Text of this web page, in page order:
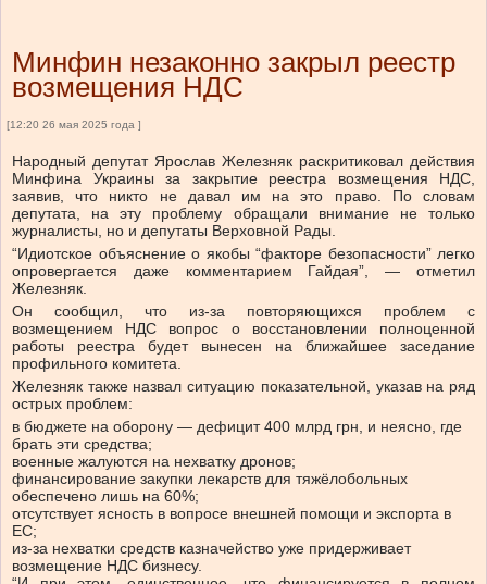
Минфин незаконно закрыл реестр
возмещения НДС
[12:20 26 мая 2025 года ]
Народный депутат Ярослав Железняк раскритиковал действия
Минфина Украины за закрытие реестра возмещения НДС,
заявив, что никто не давал им на это право. По словам
депутата, на эту проблему обращали внимание не только
журналисты, но и депутаты Верховной Рады.
“Идиотское объяснение о якобы “факторе безопасности” легко
опровергается даже комментарием Гайдая”, — отметил
Железняк.
Он сообщил, что из-за повторяющихся проблем с
возмещением НДС вопрос о восстановлении полноценной
работы реестра будет вынесен на ближайшее заседание
профильного комитета.
Железняк также назвал ситуацию показательной, указав на ряд
острых проблем:
в бюджете на оборону — дефицит 400 млрд грн, и неясно, где
брать эти средства;
военные жалуются на нехватку дронов;
финансирование закупки лекарств для тяжёлобольных
обеспечено лишь на 60%;
отсутствует ясность в вопросе внешней помощи и экспорта в
ЕС;
из-за нехватки средств казначейство уже придерживает
возмещение НДС бизнесу.